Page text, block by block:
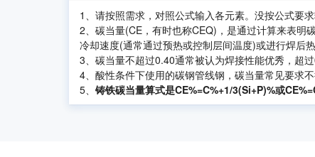
1、请按照需求，对照公式输入各元素。没按公式要
2、碳当量(CE，有时也称CEQ)，是通过计算来表明
冷却速度(通常通过预热或控制层间温度)或进行焊后热
3、碳当量不超过0.40通常被认为焊接性能优秀，超
4、酸性条件下使用的碳钢管线钢，碳当量常见要求
5、 铸铁碳当量算式是CE%=C%+1/3(Si+P)%或